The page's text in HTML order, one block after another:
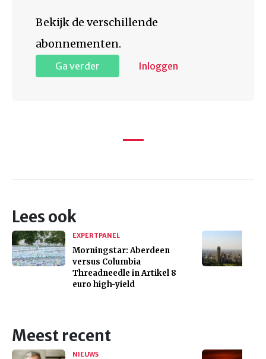
Bekijk de verschillende
abonnementen.
Ga verder Inloggen
Lees ook
EXPERTPANEL
Morningstar: Aberdeen
versus Columbia
Threadneedle in Artikel 8
euro high-yield
Meest recent
NIEUWS